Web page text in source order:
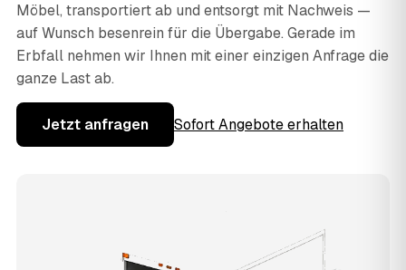
Möbel, transportiert ab und entsorgt mit Nachweis —
auf Wunsch besenrein für die Übergabe. Gerade im
Erbfall nehmen wir Ihnen mit einer einzigen Anfrage die
ganze Last ab.
Jetzt anfragen Sofort Angebote erhalten